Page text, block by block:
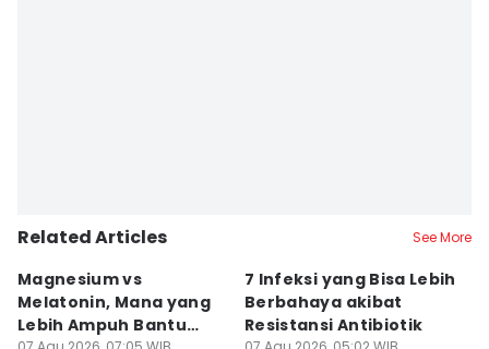
Related Articles See More
Magnesium vs
Melatonin, Mana yang
Lebih Ampuh Bantu
7 Infeksi yang Bisa Lebih
Berbahaya akibat
Resistansi Antibiotik